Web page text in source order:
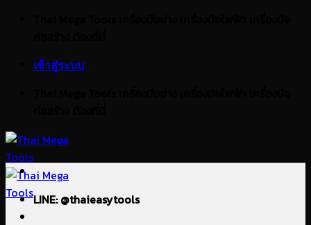
เข้าสู่ระบบ
LINE: @thaieasytools